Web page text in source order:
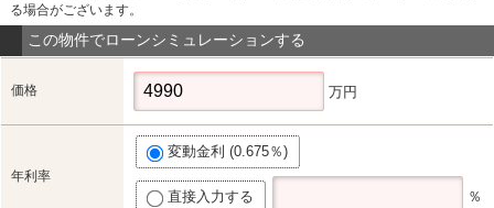
る場合がございます。
この物件でローンシミュレーションする
価格 万円
年利率
変動金利 (0.675％)
直接入力する ％